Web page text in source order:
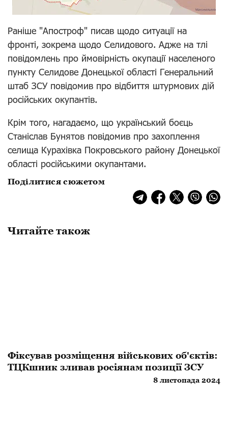
Раніше "Апостроф" писав щодо ситуації на
фронті, зокрема щодо Селидового. Адже на тлі
повідомлень про ймовірність окупації населеного
пункту Селидове Донецької області Генеральний
штаб ЗСУ повідомив про відбиття штурмових дій
російських окупантів.
Крім того, нагадаємо, що український боєць
Станіслав Бунятов повідомив про захоплення
селища Курахівка Покровського району Донецької
області російськими окупантами.
Поділитися сюжетом
Читайте також
Фіксував розміщення військових об'єктів:
ТЦКшник зливав росіянам позиції ЗСУ
8 листопада 2024